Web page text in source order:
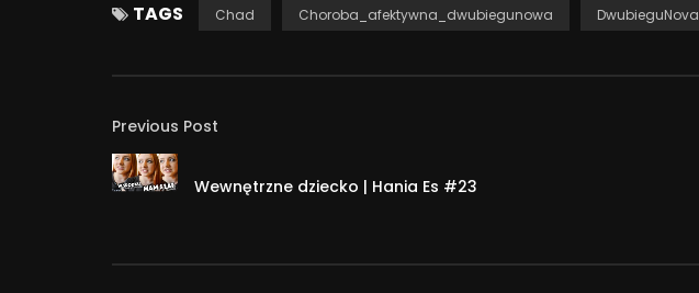
TAGS Chad Choroba_afektywna_dwubiegunowa DwubieguNova
Previous Post
Wewnętrzne dziecko | Hania Es #23